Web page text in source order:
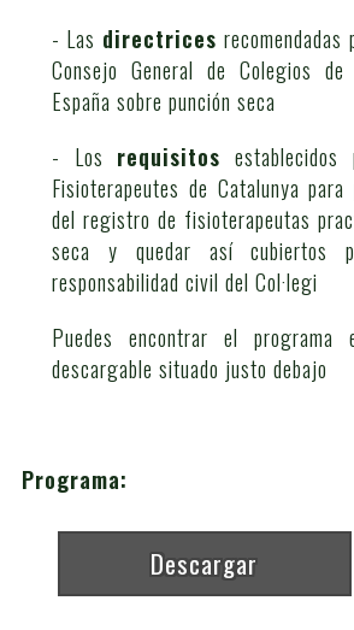
- Las directricesrecomendadas
Consejo General de Colegios de
España sobre punción seca
- Los requisitos
Fisioterapeutes de Catalunya
del registro de fisioterapeutas
seca y quedar así cubiertos
responsabilidad civil del Col·legi
Puedes encontrar el
descargable situado justo debajo
Programa:
Descargar